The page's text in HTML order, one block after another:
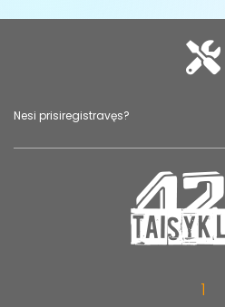
Nesi prisiregistravęs?
1